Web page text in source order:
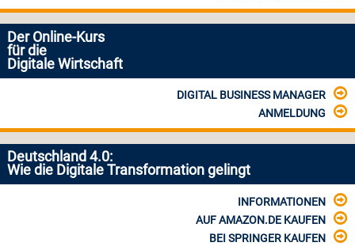
Der Online-Kurs
für die
Digitale Wirtschaft
DIGITAL BUSINESS MANAGER
ANMELDUNG
Deutschland 4.0:
Wie die Digitale Transformation gelingt
INFORMATIONEN
AUF AMAZON.DE KAUFEN
BEI SPRINGER KAUFEN